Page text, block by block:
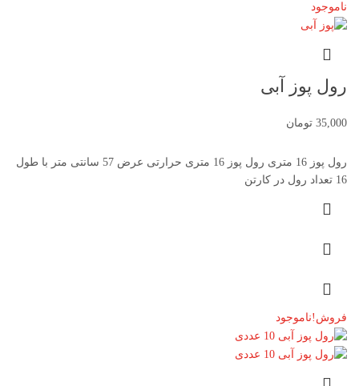
ناموجود
رول پوز آبی
35,000 تومان
رول پوز 16 متری رول پوز 16 متری حرارتی عرض 57 سانتی متر با طول
16 تعداد رول در کارتن
فروش!ناموجود